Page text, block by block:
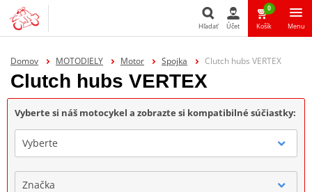
Hľadať
Hľadať Účet
0
Košík Menu
Domov MOTODIELY Motor Spojka Clutch hubs VERTEX
Clutch hubs VERTEX
Vyberte si náš motocykel a zobrazte si kompatibilné súčiastky:
Vyberte
Značka